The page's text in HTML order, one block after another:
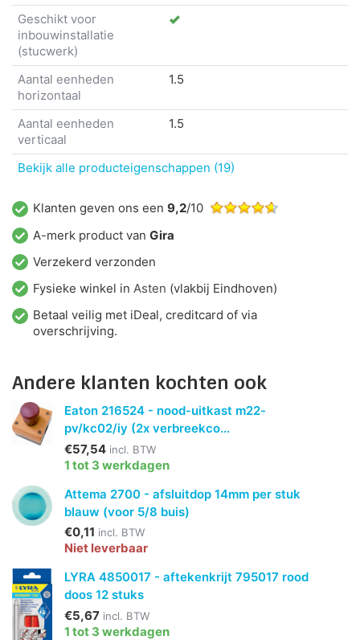
Geschikt voor
inbouwinstallatie
(stucwerk)
Aantal eenheden
horizontaal
1.5
Aantal eenheden
verticaal
1.5
Bekijk alle producteigenschappen (19)
Klanten geven ons een 9,2/10
A-merk product van Gira
Verzekerd verzonden
Fysieke winkel in Asten (vlakbij Eindhoven)
Betaal veilig met iDeal, creditcard of via
overschrijving.
Andere klanten kochten ook
Eaton 216524 - nood-uitkast m22-
pv/kc02/iy (2x verbreekco...
€57,54 incl. BTW
1 tot 3 werkdagen
Attema 2700 - afsluitdop 14mm per stuk
blauw (voor 5/8 buis)
€0,11 incl. BTW
Niet leverbaar
LYRA 4850017 - aftekenkrijt 795017 rood
doos 12 stuks
€5,67 incl. BTW
1 tot 3 werkdagen